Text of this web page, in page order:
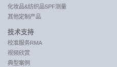
化妆品&纺织品SPF测量
其他定制产品
技术支持
校准服务RMA
视频欣赏
典型案例